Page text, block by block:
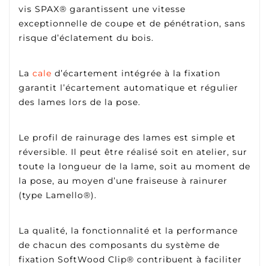
vis SPAX® garantissent une vitesse
exceptionnelle de coupe et de pénétration, sans
risque d’éclatement du bois.
La cale d’écartement intégrée à la fixation
garantit l’écartement automatique et régulier
des lames lors de la pose.
Le profil de rainurage des lames est simple et
réversible. Il peut être réalisé soit en atelier, sur
toute la longueur de la lame, soit au moment de
la pose, au moyen d’une fraiseuse à rainurer
(type Lamello®).
La qualité, la fonctionnalité et la performance
de chacun des composants du système de
fixation SoftWood Clip® contribuent à faciliter